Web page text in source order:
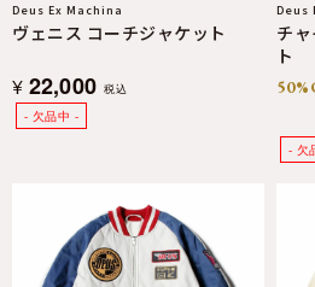
Deus Ex Machina
ヴェニス コーチジャケット
¥ 22,000 税込
Deus
チ
ト